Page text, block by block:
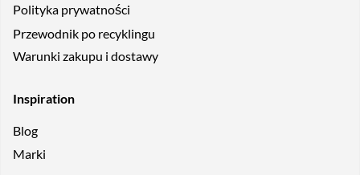
Polityka prywatności
Przewodnik po recyklingu
Warunki zakupu i dostawy
Inspiration
Blog
Marki